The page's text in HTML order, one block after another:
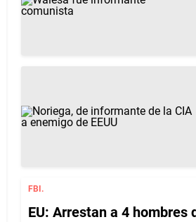
FBI.
EU: Arrestan a 4 hombres